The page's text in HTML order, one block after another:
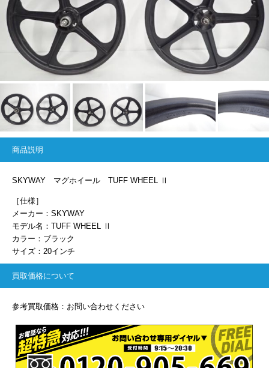
商品説明
SKYWAY マグホイール TUFF WHEEL Ⅱ
［仕様］
メーカー：SKYWAY
モデル名：TUFF WHEEL Ⅱ
カラー：ブラック
サイズ：20インチ
買取価格について
参考買取価格：お問い合わせください